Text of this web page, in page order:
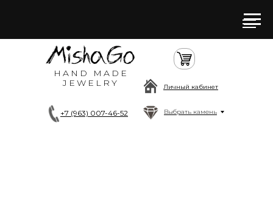
HAND MADE
JEWELRY
+7 (963) 007-46-52 Выбрать камень
Личный кабинет